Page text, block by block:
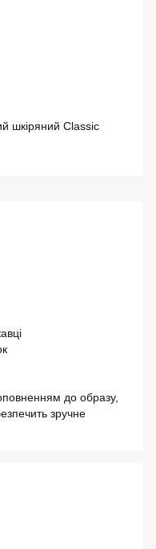
шкіряний Classic
до образу,
зручне